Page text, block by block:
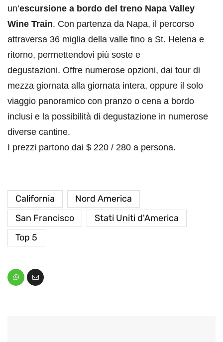
un’escursione a bordo del treno Napa Valley
Wine Train. Con partenza da Napa, il percorso
attraversa 36 miglia della valle fino a St. Helena e
ritorno, permettendovi più soste e
degustazioni. Offre numerose opzioni, dai tour di
mezza giornata alla giornata intera, oppure il solo
viaggio panoramico con pranzo o cena a bordo
inclusi e la possibilità di degustazione in numerose
diverse cantine.
I prezzi partono dai $ 220 / 280 a persona.
California
Nord America
San Francisco
Stati Uniti d'America
Top 5